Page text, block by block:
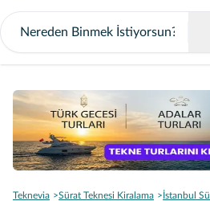
Teknevia Sürat Teknesi Kiralama
İstanbul